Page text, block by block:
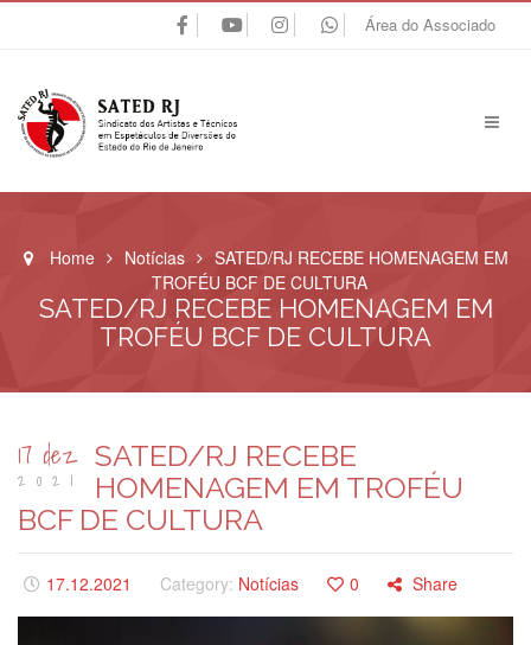
Área do Associado
Home Notícias
SATED/RJ RECEBE HOMENAGEM EM
TROFÉU BCF DE CULTURA
SATED/RJ RECEBE HOMENAGEM EM
TROFÉU BCF DE CULTURA
17 dez
2021
SATED/RJ RECEBE
HOMENAGEM EM TROFÉU
BCF DE CULTURA
17.12.2021 Category: Notícias 0 Share